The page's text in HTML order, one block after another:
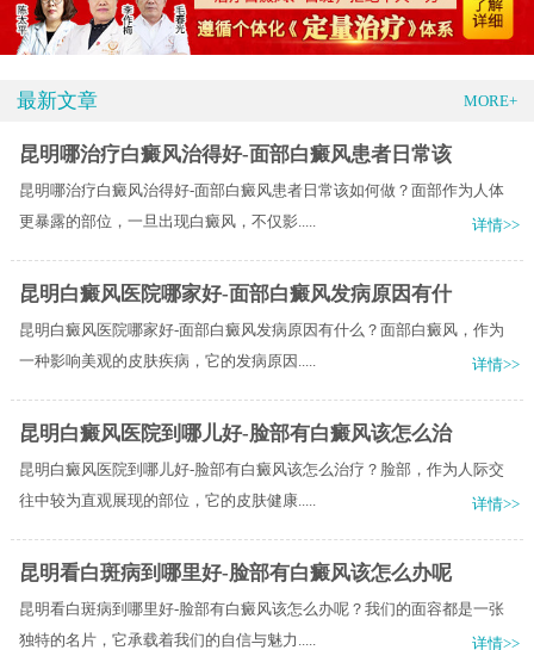
最新文章 MORE+
昆明哪治疗白癜风治得好-面部白癜风患者日常该
昆明哪治疗白癜风治得好-面部白癜风患者日常该如何做？面部作为人体
更暴露的部位，一旦出现白癜风，不仅影.....
详情>>
昆明白癜风医院哪家好-面部白癜风发病原因有什
昆明白癜风医院哪家好-面部白癜风发病原因有什么？面部白癜风，作为
一种影响美观的皮肤疾病，它的发病原因.....
详情>>
昆明白癜风医院到哪儿好-脸部有白癜风该怎么治
昆明白癜风医院到哪儿好-脸部有白癜风该怎么治疗？脸部，作为人际交
往中较为直观展现的部位，它的皮肤健康.....
详情>>
昆明看白斑病到哪里好-脸部有白癜风该怎么办呢
昆明看白斑病到哪里好-脸部有白癜风该怎么办呢？我们的面容都是一张
独特的名片，它承载着我们的自信与魅力.....
详情>>